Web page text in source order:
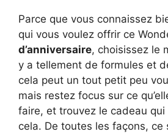
Parce que vous connaissez
qui vous voulez offrir ce
d’anniversaire, choisissez le
y a tellement de formules et
cela peut un tout petit peu
mais restez focus sur ce
faire, et trouvez le cadeau qui
cela. De toutes les façons, ce